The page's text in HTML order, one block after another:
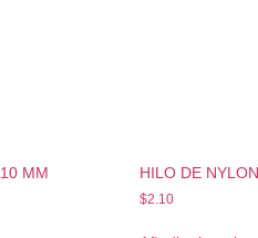
MM
HILO DE
$2.10